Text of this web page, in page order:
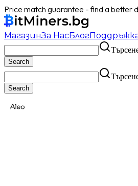
Price match guarantee - find a better
МагазинЗа НасБлог